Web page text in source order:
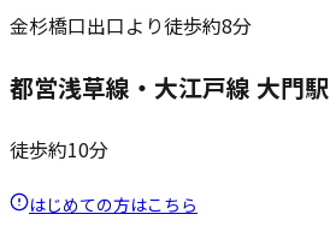
金杉橋口出口より徒歩約8分
都営浅草線・大江戸線 大門駅
徒歩約10分
はじめての方はこちら